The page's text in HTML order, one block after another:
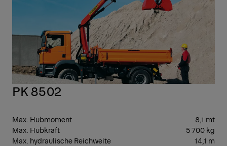
PK 8502
Max. Hubmoment
8,1 mt
Max. Hubkraft
5 700 kg
Max. hydraulische Reichweite
14,1 m